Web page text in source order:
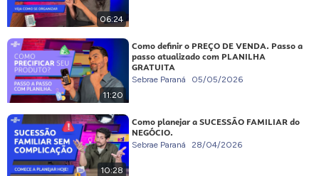
06:24
11:20
Como definir o PREÇO DE VENDA. Passo a
passo atualizado com PLANILHA
GRATUITA
Sebrae Paraná 05/05/2026
10:28
Como planejar a SUCESSÃO FAMILIAR do
NEGÓCIO.
Sebrae Paraná 28/04/2026